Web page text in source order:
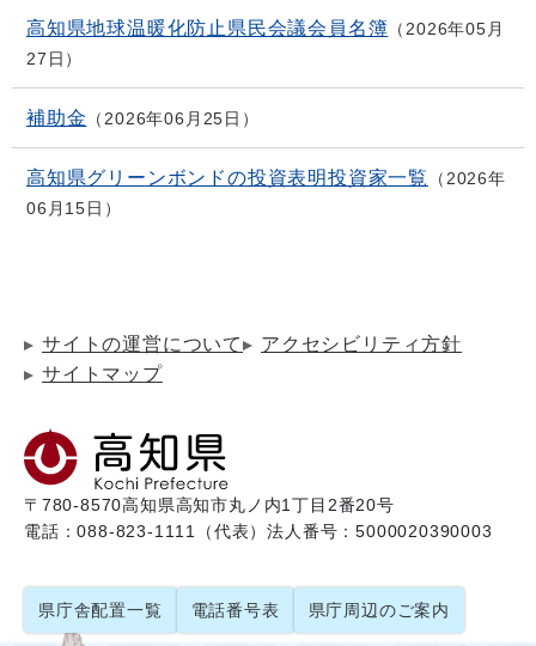
高知県地球温暖化防止県民会議会員名簿
2026年05月
27日
補助金 2026年06月25日
高知県グリーンボンドの投資表明投資家一覧
2026年
06月15日
サイトの運営について
アクセシビリティ方針
サイトマップ
〒780-8570高知県高知市丸ノ内1丁目2番20号
電話：088-823-1111（代表）法人番号：5000020390003
県庁舎配置一覧 電話番号表 県庁周辺のご案内